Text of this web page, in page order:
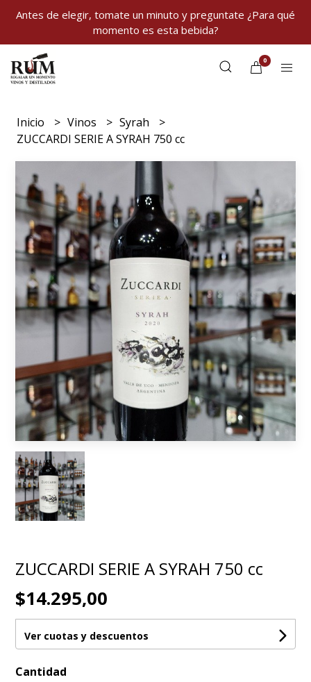
Antes de elegir, tomate un minuto y preguntate ¿Para qué
momento es esta bebida?
0
Inicio Vinos
Syrah
ZUCCARDI SERIE A SYRAH 750 cc
ZUCCARDI SERIE A SYRAH 750 cc
$14.295,00
Ver cuotas y descuentos
Cantidad